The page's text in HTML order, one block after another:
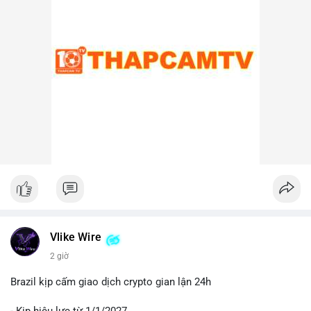
Lời khuyên cho nhà đầu tư nhỏ lẻ:
Nhà đầu tư nên theo dõi sát các địa chỉ ví nhận trong giao dịch
#44btc #vilanh
Vlike Wire
2 giờ
Brazil kịp cấm giao dịch crypto gian lận 24h